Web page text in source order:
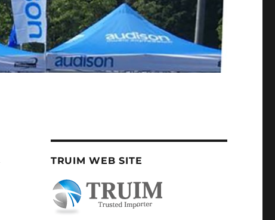
TRUIM WEB SITE